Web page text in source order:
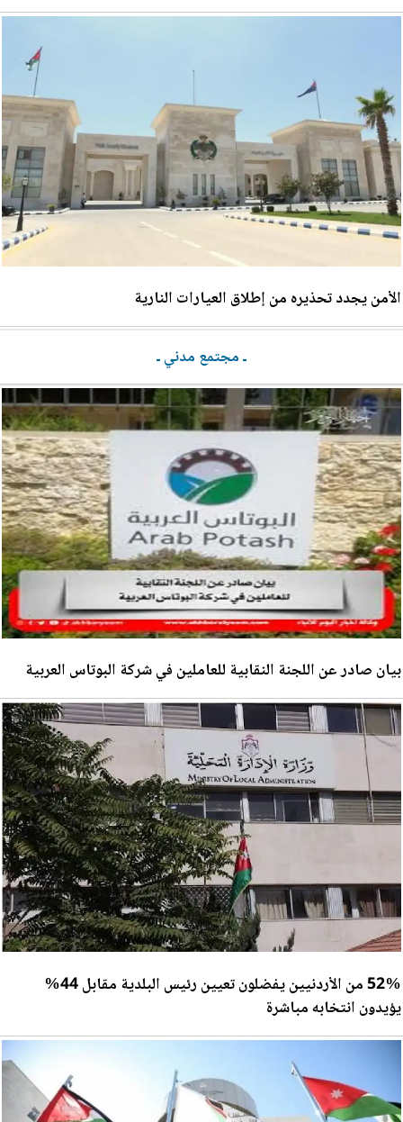
الأمن يجدد تحذيره من إطلاق العيارات النارية
ـ مجتمع مدني ـ
بيان صادر عن اللجنة النقابية للعاملين في شركة البوتاس العربية
52% من الأردنيين يفضلون تعيين رئيس البلدية مقابل 44%
يؤيدون انتخابه مباشرة